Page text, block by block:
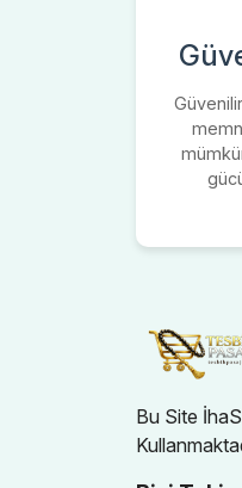
Bu Site